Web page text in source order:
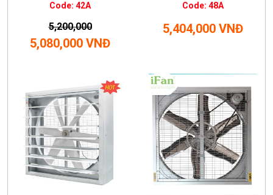
Code: 42A
5,200,000
5,080,000 VNĐ
Code: 48A
5,404,000 VNĐ